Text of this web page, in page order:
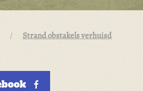
Strand obstakels verhuisd